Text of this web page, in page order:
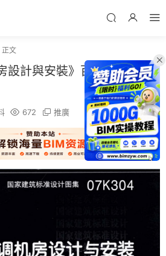
正文
設計與安裝》百度網盤PDF
672 推廣